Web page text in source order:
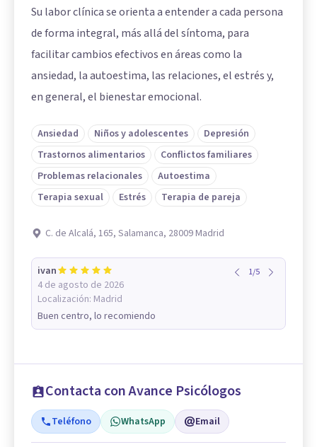
Su labor clínica se orienta a entender a cada persona
de forma integral, más allá del síntoma, para
facilitar cambios efectivos en áreas como la
ansiedad, la autoestima, las relaciones, el estrés y,
en general, el bienestar emocional.
Ansiedad Niños y adolescentes
Depresión
Trastornos alimentarios
Conflictos familiares
Problemas relacionales
Autoestima
Terapia sexual
Estrés Terapia de pareja
C. de Alcalá, 165, Salamanca, 28009 Madrid
ivan
4 de agosto de 2026
Localización: Madrid
1/5
Buen centro, lo recomiendo
Contacta con Avance Psicólogos
Teléfono WhatsApp Email